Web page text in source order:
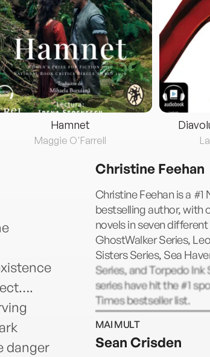
Hamnet
Maggie O'Farrell
danger
Christine Feehan
Christine Feehan is a #1
bestselling author, with
novels in seven
GhostWalker Series,
Sisters Series, Sea
Series, and Torpedo Ink
series have hit the #1
Times bestseller list.
MAI MULT
Sean Crisden